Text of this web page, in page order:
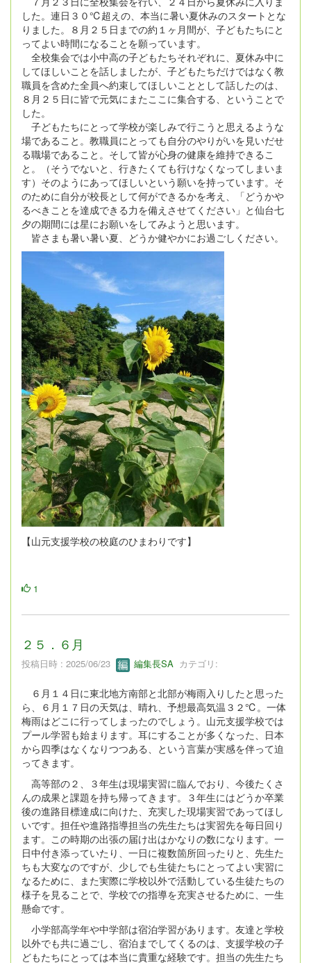
した。連日３０℃超えの、本当に暑い夏休みのスタートとな
りました。８月２５日までの約１ヶ月間が、子どもたちにと
ってよい時間になることを願っています。
全校集会では小中高の子どもたちそれぞれに、夏休み中に
してほしいことを話しましたが、子どもたちだけではなく教
職員を含めた全員へ約束してほしいこととして話したのは、
８月２５日に皆で元気にまたここに集合する、ということで
した。
子どもたちにとって学校が楽しみで行こうと思えるような
場であること。教職員にとっても自分のやりがいを見いだせ
る職場であること。そして皆が心身の健康を維持できるこ
と。（そうでないと、行きたくても行けなくなってしまいま
す）そのようにあってほしいという願いを持っています。そ
のために自分が校長として何ができるかを考え、「どうかや
るべきことを達成できる力を備えさせてください」と仙台七
夕の期間には星にお願いをしてみようと思います。
皆さまも暑い暑い夏、どうか健やかにお過ごしください。
【山元支援学校の校庭のひまわりです】
1
２５．６月
投稿日時 : 2025/06/23 編集長SA カテゴリ:
６月１４日に東北地方南部と北部が梅雨入りしたと思った
ら、６月１７日の天気は、晴れ、予想最高気温３２℃。一体
梅雨はどこに行ってしまったのでしょう。山元支援学校では
プール学習も始まります。耳にすることが多くなった、日本
から四季はなくなりつつある、という言葉が実感を伴って迫
ってきます。
高等部の２、３年生は現場実習に臨んでおり、今後たくさ
んの成果と課題を持ち帰ってきます。３年生にはどうか卒業
後の進路目標達成に向けた、充実した現場実習であってほし
いです。担任や進路指導担当の先生たちは実習先を毎日回り
ます。この時期の出張の届け出はかなりの数になります。一
日中付き添っていたり、一日に複数箇所回ったりと、先生た
ちも大変なのですが、少しでも生徒たちにとってよい実習に
なるために、また実際に学校以外で活動している生徒たちの
様子を見ることで、学校での指導を充実させるために、一生
懸命です。
小学部高学年や中学部は宿泊学習があります。友達と学校
以外でも共に過ごし、宿泊までしてくるのは、支援学校の子
どもたちにとっては本当に貴重な経験です。担当の先生たち